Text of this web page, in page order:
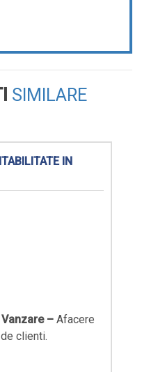
SIMILARE
IN
– Afacere
clienti.